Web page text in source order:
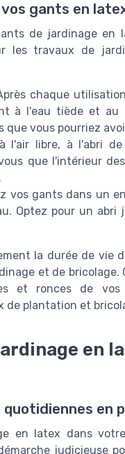
gants en
de jardinage en
les travaux de
chaque
à l'eau tiède et
vous pourriez
l'air libre, à l'abri
que l'intérieur
vos gants dans un
Optez pour un
la durée de vie
et de
et ronces de
de plantation et
en
en
en latex dans
judicieuse